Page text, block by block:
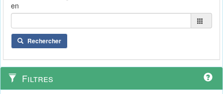
en
Rechercher
Filtres